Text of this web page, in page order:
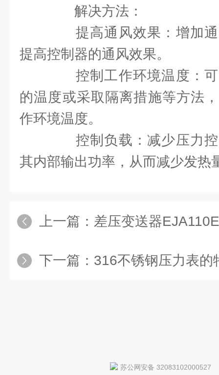
解决方法：
提高通风效果：增加通
提高控制器的通风效果。
控制工作环境温度：可
的温度或采取隔离措施等方法
作环境温度。
控制负载：减少压力控
其内部输出功率，从而减少发热
上一篇： 差压变送器EJA110E在
下一篇： 316不锈钢压力表的
苏公网安备 32083102000527